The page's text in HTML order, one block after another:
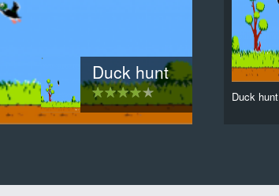
Duck hunt
3D хартвиг шахматы
вторжение
Clamsy Bird
Защитник зубов: Сага о конфетной орде
2048
Тетрис
Duck hunt